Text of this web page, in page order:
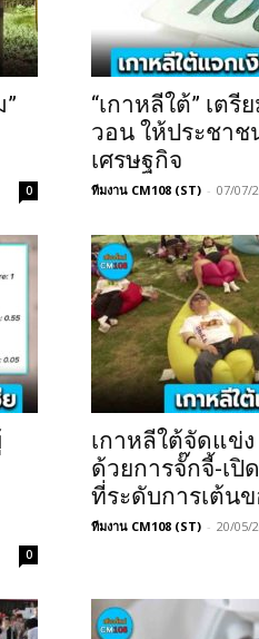
0
“เกาหลีใต้” เตรี
วอน ให้ประชา
เศรษฐกิจ
ทีมงาน CM108 (ST) - 07/07/
0
เกาหลีใต้จัดแข่ง
ด้วยการจั๊กจี้-เปิ
ที่ระดับการเต้นข
ทีมงาน CM108 (ST) - 20/05/